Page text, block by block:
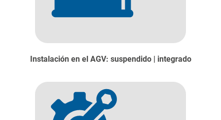
Instalación en el AGV: suspendido | integrado